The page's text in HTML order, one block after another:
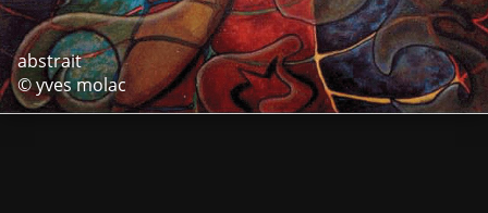
abstrait
© yves molac